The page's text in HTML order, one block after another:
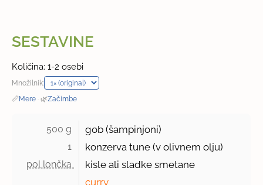
SESTAVINE
Količina: 1-2 osebi
Množilnik:
📏Mere · 🌿Začimbe
500 g gob (šampinjoni)
1 konzerva tune (v olivnem olju)
pol lončka
kisle ali sladke smetane
curry